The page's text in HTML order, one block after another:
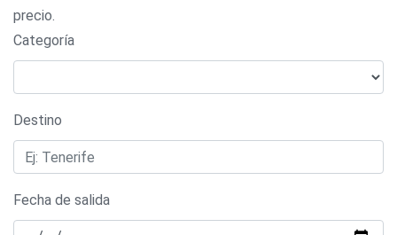
precio.
Categoría
Destino
Fecha de salida